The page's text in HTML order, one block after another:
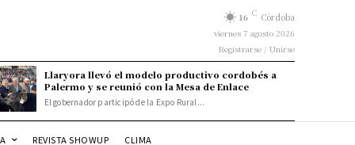
16 C Córdoba
viernes 7 agosto 2026
Registrarse / Unirse
Llaryora llevó el modelo productivo cordobés a
Palermo y se reunió con la Mesa de Enlace
El gobernador participó de la Expo Rural...
REVISTA SHOWUP CLIMA